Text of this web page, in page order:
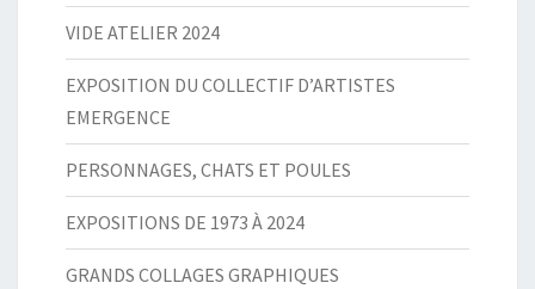
VIDE ATELIER 2024
EXPOSITION DU COLLECTIF D’ARTISTES
EMERGENCE
PERSONNAGES, CHATS ET POULES
EXPOSITIONS DE 1973 À 2024
GRANDS COLLAGES GRAPHIQUES